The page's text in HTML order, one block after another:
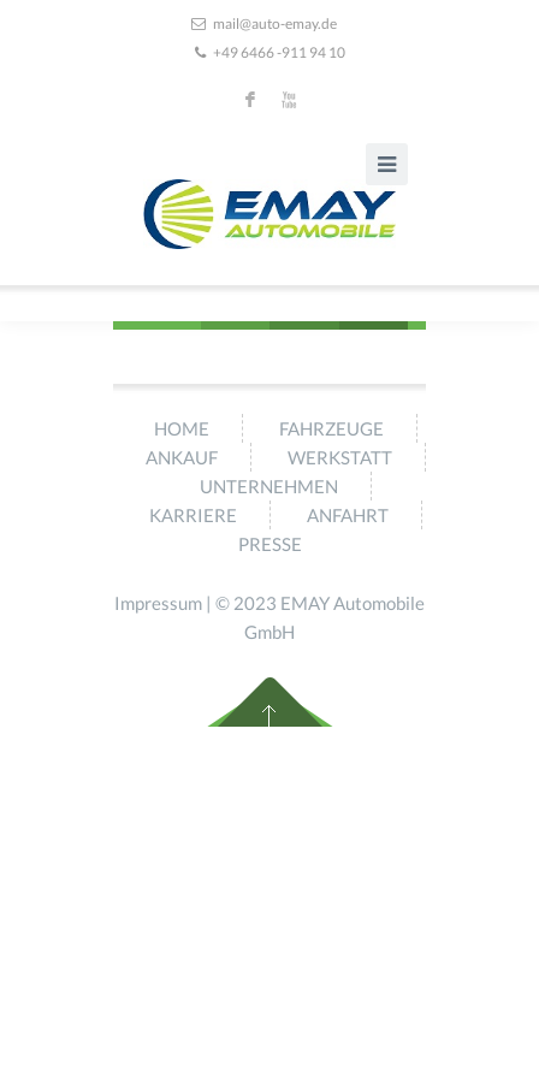
mail@auto-emay.de
+49 6466 -911 94 10
F X
HOME
FAHRZEUGE
ANKAUF
WERKSTATT
UNTERNEHMEN
KARRIERE
ANFAHRT
PRESSE
Impressum | © 2023 EMAY Automobile
GmbH